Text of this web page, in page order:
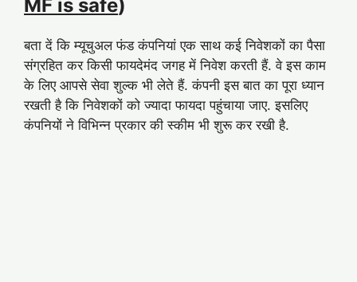
MF is safe)
बता दें कि म्यूचुअल फंड कंपनियां एक साथ कई निवेशकों का पैसा
संग्रहित कर किसी फायदेमंद जगह में निवेश करती हैं. वे इस काम
के लिए आपसे सेवा शुल्क भी लेते हैं. कंपनी इस बात का पूरा ध्यान
रखती है कि निवेशकों को ज्यादा फायदा पहुंचाया जाए. इसलिए
कंपनियों ने विभिन्न प्रकार की स्कीम भी शुरू कर रखी है.